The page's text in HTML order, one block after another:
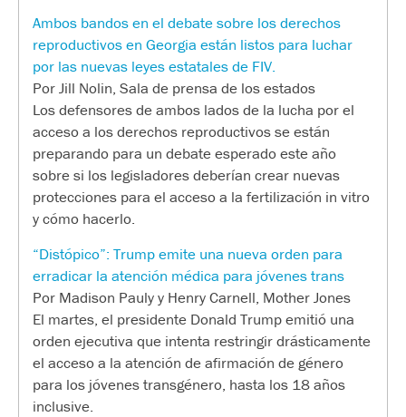
Ambos bandos en el debate sobre los derechos
reproductivos en Georgia están listos para luchar
por las nuevas leyes estatales de FIV.
Por Jill Nolin, Sala de prensa de los estados
Los defensores de ambos lados de la lucha por el
acceso a los derechos reproductivos se están
preparando para un debate esperado este año
sobre si los legisladores deberían crear nuevas
protecciones para el acceso a la fertilización in vitro
y cómo hacerlo.
“Distópico”: Trump emite una nueva orden para
erradicar la atención médica para jóvenes trans
Por Madison Pauly y Henry Carnell, Mother Jones
El martes, el presidente Donald Trump emitió una
orden ejecutiva que intenta restringir drásticamente
el acceso a la atención de afirmación de género
para los jóvenes transgénero, hasta los 18 años
inclusive.